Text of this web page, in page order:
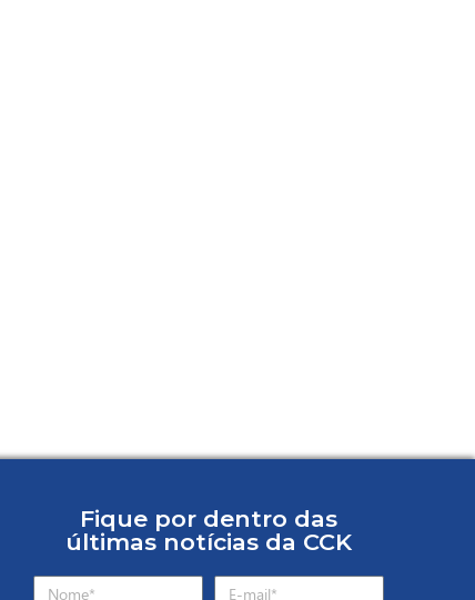
Fique por dentro das
últimas notícias da CCK